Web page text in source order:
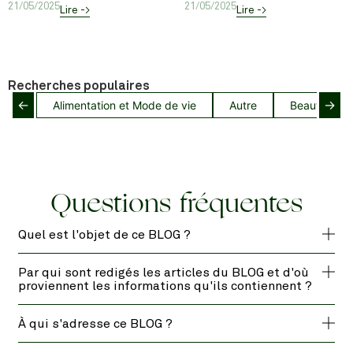
21/05/2025Lire -> 21/05/2025Lire ->
Recherches populaires
← Alimentation et Mode de vie Autre Beauté→
Questions fréquentes
Quel est l'objet de ce BLOG ?
Par qui sont redigés les articles du BLOG et d'où
proviennent les informations qu'ils contiennent ?
À qui s'adresse ce BLOG ?